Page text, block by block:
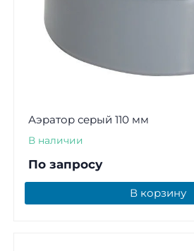
Аэратор серый 110 мм
В наличии
По запросу
В корзину